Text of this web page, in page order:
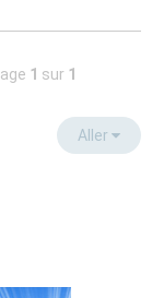
1 sur 1
Aller